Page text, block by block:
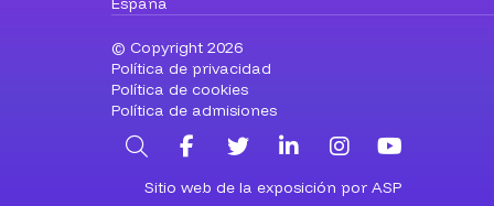
© Copyright 2026
Política de privacidad
Política de cookies
Política de admisiones
BuscarFacebookTwitterLinkedInInstagram
Sitio web de la exposición por ASP